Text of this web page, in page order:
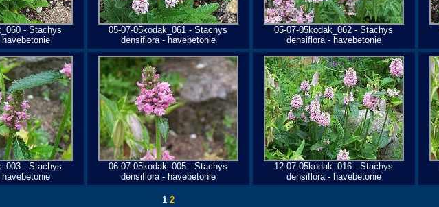
- Stachys
05-07-05kodak_061 - Stachys
densiflora - havebetonie
05-07-05kodak_062 - Stachys
densiflora - havebetonie
- Stachys
06-07-05kodak_005 - Stachys
densiflora - havebetonie
12-07-05kodak_016 - Stachys
densiflora - havebetonie
1 2